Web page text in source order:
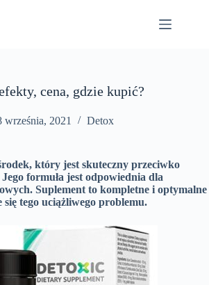
cena, gdzie kupić?
września, 2021 Detox
który jest skuteczny przeciwko
formuła jest odpowiednia dla
Suplement to kompletne i optymalne
tego uciążliwego problemu.